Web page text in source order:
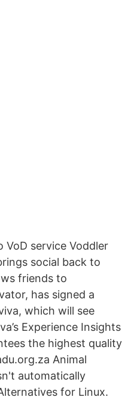
service Voddler
social back to
friends to
has signed a
which will see
Experience Insights
the highest quality
Animal
automatically
for Linux.